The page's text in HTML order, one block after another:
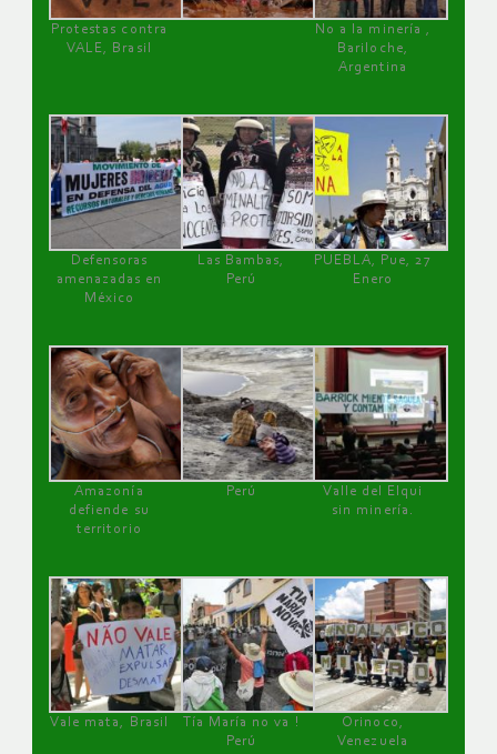
Protestas contra
VALE, Brasil
No a la minería ,
Bariloche,
Argentina
Defensoras
amenazadas en
México
Las Bambas,
Perú
PUEBLA, Pue, 27
Enero
Amazonía
defiende su
territorio
Perú
Valle del Elqui
sin minería.
Vale mata, Brasil
Tía María no va !
Perú
Orinoco,
Venezuela